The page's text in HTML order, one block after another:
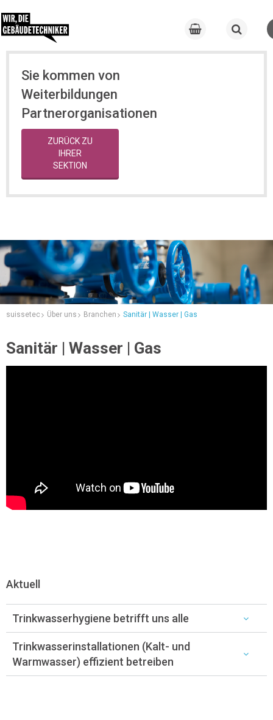
Sie kommen von
Weiterbildungen
Partnerorganisationen
ZURÜCK ZU
IHRER
SEKTION
suissetec Über uns Branchen Sanitär | Wasser | Gas
Sanitär | Wasser | Gas
Aktuell
Trinkwasserhygiene betrifft uns alle
Trinkwasserinstallationen (Kalt- und
Warmwasser) effizient betreiben